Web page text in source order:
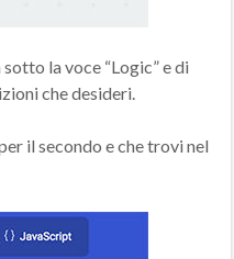
la voce “Logic” e di
che desideri.
il secondo e che trovi nel